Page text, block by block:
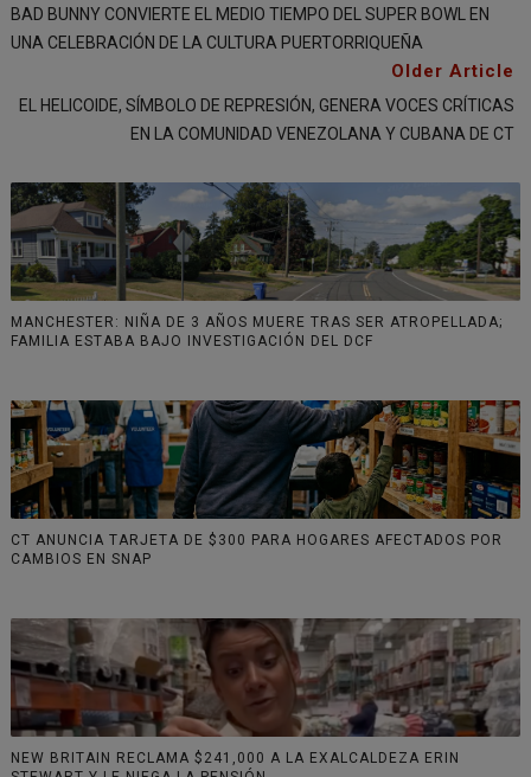
BAD BUNNY CONVIERTE EL MEDIO TIEMPO DEL SUPER BOWL EN
UNA CELEBRACIÓN DE LA CULTURA PUERTORRIQUEÑA
Older Article
EL HELICOIDE, SÍMBOLO DE REPRESIÓN, GENERA VOCES CRÍTICAS
EN LA COMUNIDAD VENEZOLANA Y CUBANA DE CT
MANCHESTER: NIÑA DE 3 AÑOS MUERE TRAS SER ATROPELLADA;
FAMILIA ESTABA BAJO INVESTIGACIÓN DEL DCF
CT ANUNCIA TARJETA DE $300 PARA HOGARES AFECTADOS POR
CAMBIOS EN SNAP
NEW BRITAIN RECLAMA $241,000 A LA EXALCALDEZA ERIN